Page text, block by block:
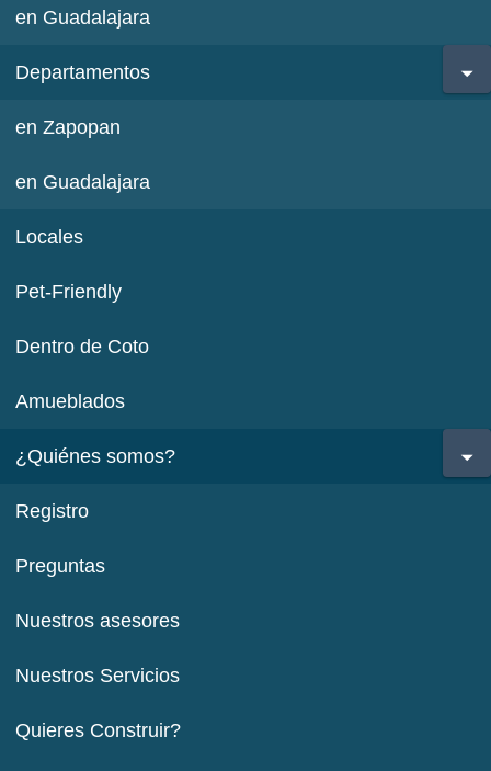
en Guadalajara
Departamentos
en Zapopan
en Guadalajara
Locales
Pet-Friendly
Dentro de Coto
Amueblados
¿Quiénes somos?
Registro
Preguntas
Nuestros asesores
Nuestros Servicios
Quieres Construir?